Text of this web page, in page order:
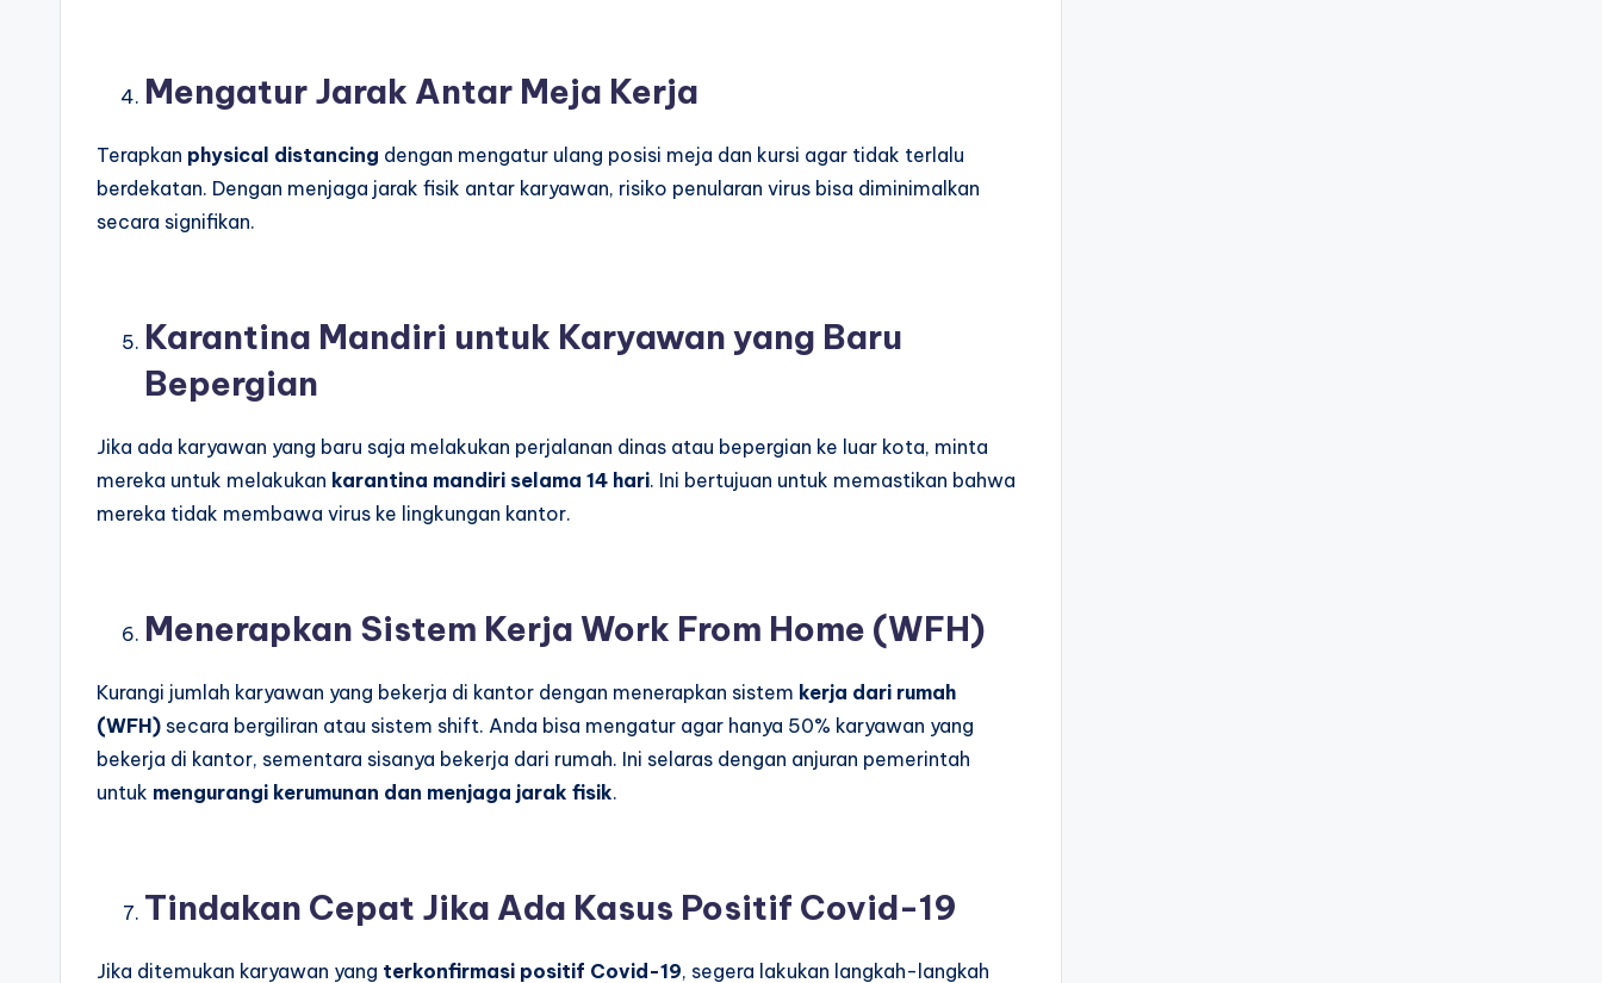
Mengatur Jarak Antar Meja Kerja
Terapkan physical distancing dengan mengatur ulang posisi meja dan kursi agar tidak terlalu
berdekatan. Dengan menjaga jarak fisik antar karyawan, risiko penularan virus bisa diminimalkan
secara signifikan.
Karantina Mandiri untuk Karyawan yang Baru
Bepergian
Jika ada karyawan yang baru saja melakukan perjalanan dinas atau bepergian ke luar kota, minta
mereka untuk melakukan karantina mandiri selama 14 hari. Ini bertujuan untuk memastikan bahwa
mereka tidak membawa virus ke lingkungan kantor.
Menerapkan Sistem Kerja Work From Home (WFH)
Kurangi jumlah karyawan yang bekerja di kantor dengan menerapkan sistem kerja dari rumah
(WFH) secara bergiliran atau sistem shift. Anda bisa mengatur agar hanya 50% karyawan yang
bekerja di kantor, sementara sisanya bekerja dari rumah. Ini selaras dengan anjuran pemerintah
untuk mengurangi kerumunan dan menjaga jarak fisik.
Tindakan Cepat Jika Ada Kasus Positif Covid-19
Jika ditemukan karyawan yang terkonfirmasi positif Covid-19, segera lakukan langkah-langkah